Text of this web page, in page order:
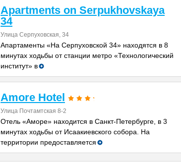
Apartments on Serpukhovskaya
34
Улица Серпуховская, 34
Апартаменты «На Серпуховской 34» находятся в 8
минутах ходьбы от станции метро «Технологический
институт» в
Amore Hotel
Улица Почтамтская 8-2
Отель «Аморе» находится в Санкт-Петербурге, в 3
минутах ходьбы от Исаакиевского собора. На
территории предоставляется